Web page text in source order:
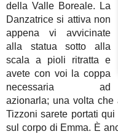
della Valle Boreale. La
Danzatrice si attiva non
appena vi avvicinate
alla statua sotto alla
scala a pioli ritratta e
avete con voi la coppa
necessaria ad
azionarla; una volta
Tizzoni sarete portati
sul corpo di Emma. È